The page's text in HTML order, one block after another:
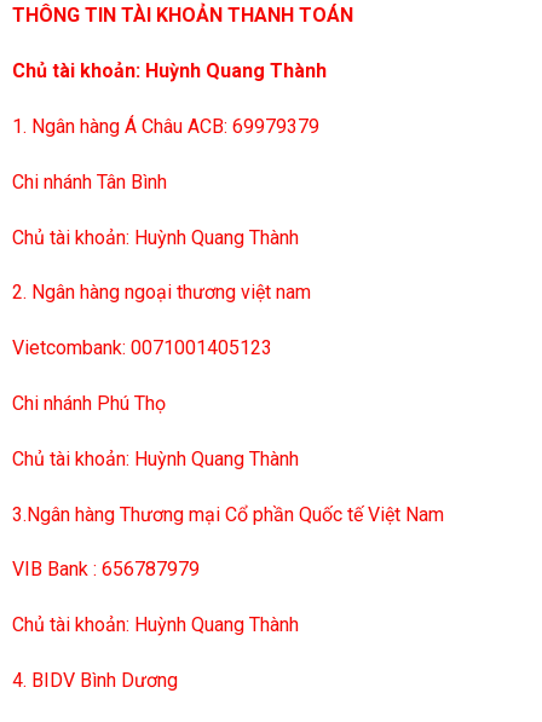
THÔNG TIN TÀI KHOẢN THANH TOÁN
Chủ tài khoản: Huỳnh Quang Thành
1. Ngân hàng Á Châu ACB: 69979379
Chi nhánh Tân Bình
Chủ tài khoản: Huỳnh Quang Thành
2. Ngân hàng ngoại thương việt nam
Vietcombank: 0071001405123
Chi nhánh Phú Thọ
Chủ tài khoản: Huỳnh Quang Thành
3.Ngân hàng Thương mại Cổ phần Quốc tế Việt Nam
VIB Bank : 656787979
Chủ tài khoản: Huỳnh Quang Thành
4. BIDV Bình Dương